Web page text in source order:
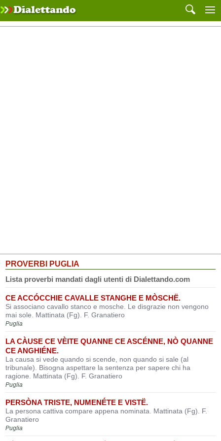
PROVERBI PUGLIA
Lista proverbi mandati dagli utenti di Dialettando.com
CE ACCÓCCHIE CAVALLE STANGHE E MÒSCHË.
Si associano cavallo stanco e mosche. Le disgrazie non vengono
mai sole. Mattinata (Fg). F. Granatiero
Puglia
LA CÀUSE CE VÈITE QUANNE CE ASCÉNNE, NÒ QUANNE
CE ANGHIÉNE.
La causa si vede quando si scende, non quando si sale (al
tribunale). Bisogna aspettare la sentenza per sapere chi ha
ragione. Mattinata (Fg). F. Granatiero
Puglia
PERSÒNA TRISTE, NUMENÉTE E VISTË.
La persona cattiva compare appena nominata. Mattinata (Fg). F.
Granatiero
Puglia